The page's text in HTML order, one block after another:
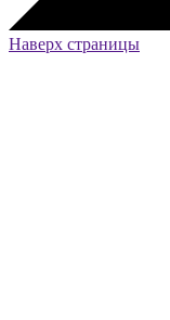
Наверх страницы